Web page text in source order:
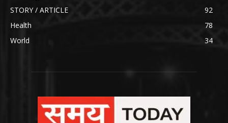
STORY / ARTICLE
92
Health
78
World
34